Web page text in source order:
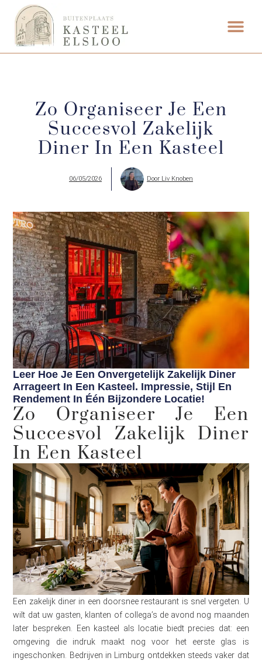
Zo Organiseer Je Een
Succesvol Zakelijk
Diner In Een Kasteel
06/05/2026 Door Liv Knoben
Leer Hoe Je Een Onvergetelijk Zakelijk Diner
Arrageert In Een Kasteel. Impressie, Stijl En
Rendement In Één Bijzondere Locatie!
Zo Organiseer Je Een
Succesvol Zakelijk Diner
In Een Kasteel
Een zakelijk diner in een doorsnee restaurant is snel vergeten. U
wilt dat uw gasten, klanten of collega’s de avond nog maanden
later bespreken. Een kasteel als locatie biedt precies dat: een
omgeving die indruk maakt nog voor het eerste glas is
ingeschonken. Bedrijven in Limburg ontdekken steeds vaker dat